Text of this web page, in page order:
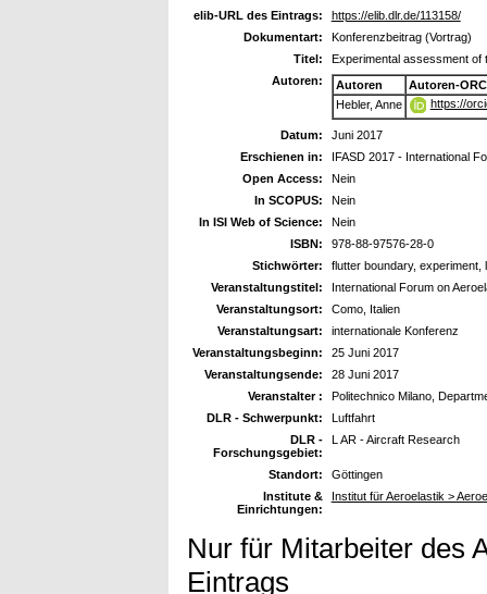
elib-URL des Eintrags:
https://elib.dlr.de/113158/
Dokumentart:
Konferenzbeitrag (Vortrag)
Titel:
Experimental assessment of
Autoren:
Autoren
Autoren-
Hebler, Anne
https://
Datum:
Juni 2017
Erschienen in:
IFASD 2017 - International
Open Access:
Nein
In SCOPUS:
Nein
In ISI Web of Science:
Nein
ISBN:
978-88-97576-28-0
Stichwörter:
flutter boundary, experiment,
Veranstaltungstitel:
International Forum on
Veranstaltungsort:
Como, Italien
Veranstaltungsart:
internationale Konferenz
Veranstaltungsbeginn:
25 Juni 2017
Veranstaltungsende:
28 Juni 2017
Veranstalter :
Politechnico Milano,
DLR - Schwerpunkt:
Luftfahrt
DLR -
Forschungsgebiet:
L AR - Aircraft Research
Standort:
Göttingen
Institute &
Einrichtungen:
Institut für Aeroelastik >
Nur für Mitarbeiter des
Eintrags